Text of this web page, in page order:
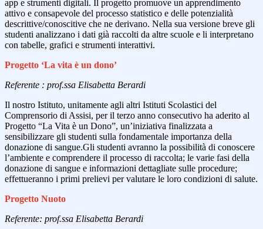
app e strumenti digitali. Il progetto promuove un apprendimento
attivo e consapevole del processo statistico e delle potenzialità
descrittive/conoscitive che ne derivano. Nella sua versione breve gli
studenti analizzano i dati già raccolti da altre scuole e li interpretano
con tabelle, grafici e strumenti interattivi.
Progetto ‘La vita è un dono’
Referente : prof.ssa Elisabetta Berardi
Il nostro Istituto, unitamente agli altri Istituti Scolastici del
Comprensorio di Assisi, per il terzo anno consecutivo ha aderito al
Progetto “La Vita è un Dono”, un’iniziativa finalizzata a
sensibilizzare gli studenti sulla fondamentale importanza della
donazione di sangue.Gli studenti avranno la possibilità di conoscere
l’ambiente e comprendere il processo di raccolta; le varie fasi della
donazione di sangue e informazioni dettagliate sulle procedure;
effettueranno i primi prelievi per valutare le loro condizioni di salute.
Progetto Nuoto
Referente: prof.ssa Elisabetta Berardi